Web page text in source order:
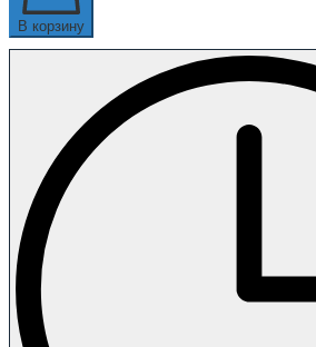
В корзину